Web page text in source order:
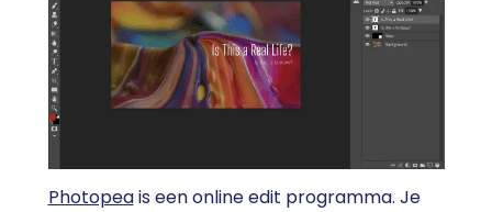
Photopeais een online edit programma. Je